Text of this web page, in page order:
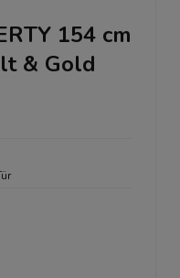
154 cm
& Gold